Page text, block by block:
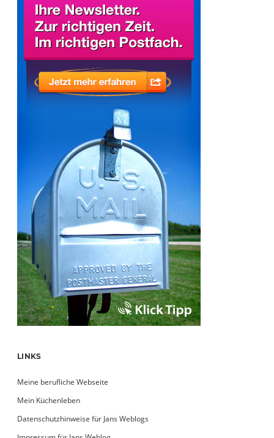
LINKS
Meine berufliche Webseite
Mein Küchenleben
Datenschutzhinweise für Jans Weblogs